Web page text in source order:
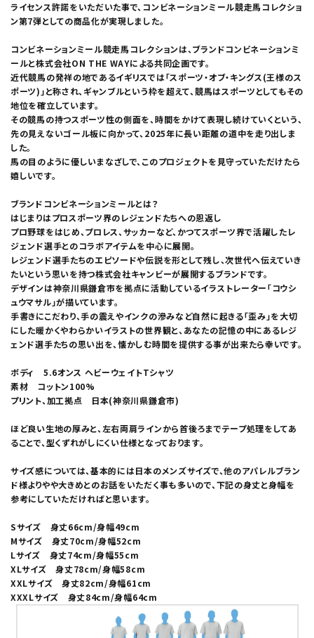
ライセンス許諾をいただいた事で、コンビネーションミール競走馬コレクショ
ン第7弾としての商品化が実現しました。
コンビネーションミール競走馬コレクションは、ブランドコンビネーションミ
ールと株式会社ON THE WAYによる共同企画です。
近代競馬の発祥の地であるイギリスでは「スポーツ・オブ・キングス(王様のス
ポーツ)」と称され、ギャンブルという枠を超えて、競馬はスポーツとしてもその
地位を確立しています。
その競馬の持つスポーツ性の側面を、時間をかけて表現し続けていくという、
先の見えないゴール板に向かって、2025年に長い距離の道中を走り出しま
した。
馬の目のように優しいまなざしで、このプロジェクトを見守っていただけたら
嬉しいです。
ブランドコンビネーションミールとは？
はじまりはプロスポーツ界のレジェンドたちへの恩返し
プロ野球をはじめ、プロレス、サッカーなど、かつてスポーツ界で活躍したレ
ジェンド選手とのコラボアイテムを中心に展開。
レジェンド選手たちのエピソードや伝説を形として残し、次世代へ伝えていき
たいという思いを持つ株式会社キャンビーが展開するブランドです。
デザインは神奈川県鎌倉市を拠点に活動しているイラストレーター「コウシ
ュウマサル」が描いています。
手書きにこだわり、手の震えやインクの滲みなど自然に起きる「歪み」を大切
にした暖かくやわらかいイラストの世界観と、あなたの記憶の中にあるレジ
ェンド選手たちの思い出を、懐かしむ時間を提供する事が出来たら幸いです。
ボディ 5.6オンス ヘビーウェイトTシャツ
素材 コットン100%
プリント、加工拠点 日本(神奈川県鎌倉市)
ほど良い生地の厚みと、左右両肩ラインから首後ろまでテープ処理をしてあ
ることで、型くずれがしにくい仕様となっております。
サイズ感については、基本的には日本のメンズサイズで、他のアパレルブラン
ド様よりやや大きめとのお話をいただく事も多いので、下記の身丈と身幅を
参考にしていただければと思います。
Sサイズ 身丈66cm/身幅49cm
Mサイズ 身丈70cm/身幅52cm
Lサイズ 身丈74cm/身幅55cm
XLサイズ 身丈78cm/身幅58cm
XXLサイズ 身丈82cm/身幅61cm
XXXLサイズ 身丈84cm/身幅64cm